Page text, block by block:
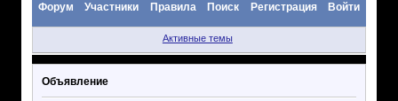
Форум Участники Правила Поиск Регистрация Войти
Активные темы
Объявление